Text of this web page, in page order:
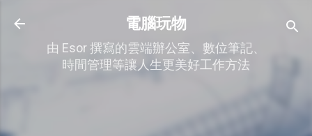
跳到主要內容
電腦玩物
由 Esor 撰寫的雲端辦公室、數位筆記、
時間管理等讓人生更美好工作方法